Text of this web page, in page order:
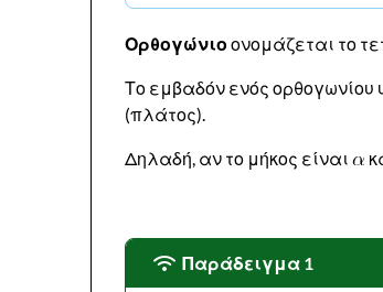
Ορθογώνιο ονομάζεται το
Το εμβαδόν ενός ορθογωνίου
(πλάτος).
Δηλαδή, αν το μήκος είναι
Παράδειγμα 1